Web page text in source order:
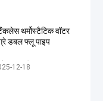
थर्मोस्टैटिक वॉटर
डबल फ्लू पाइप
वॉटर हीटर
12-18